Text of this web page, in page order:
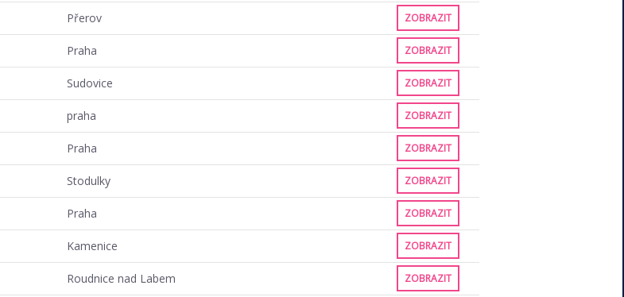
Přerov ZOBRAZIT
Praha ZOBRAZIT
Sudovice ZOBRAZIT
praha ZOBRAZIT
Praha ZOBRAZIT
Stodulky ZOBRAZIT
Praha ZOBRAZIT
Kamenice ZOBRAZIT
Roudnice nad Labem ZOBRAZIT